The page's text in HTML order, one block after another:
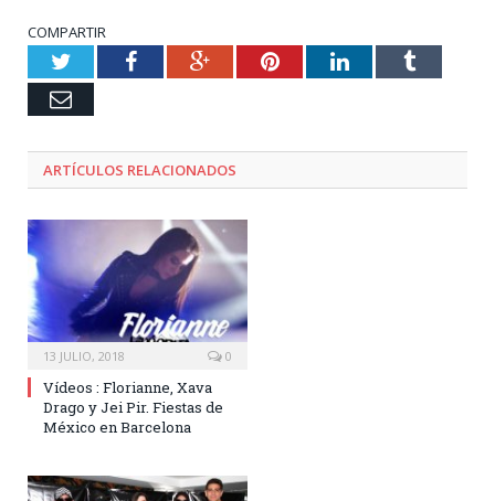
COMPARTIR
TwitterFacebookGoogle+PinterestLinkedInTumblr
Email
ARTÍCULOS RELACIONADOS
13 JULIO, 2018 0
Vídeos : Florianne, Xava
Drago y Jei Pir. Fiestas de
México en Barcelona